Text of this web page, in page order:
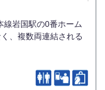
線岩国駅の0番ホーム
、複数両連結される